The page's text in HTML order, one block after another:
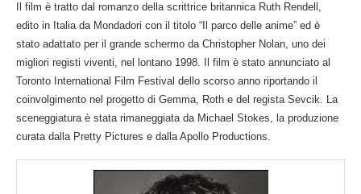
Il film è tratto dal romanzo della scrittrice britannica Ruth Rendell,
edito in Italia da Mondadori con il titolo “Il parco delle anime” ed è
stato adattato per il grande schermo da Christopher Nolan, uno dei
migliori registi viventi, nel lontano 1998. Il film è stato annunciato al
Toronto International Film Festival dello scorso anno riportando il
coinvolgimento nel progetto di Gemma, Roth e del regista Sevcik. La
sceneggiatura è stata rimaneggiata da Michael Stokes, la produzione
curata dalla Pretty Pictures e dalla Apollo Productions.